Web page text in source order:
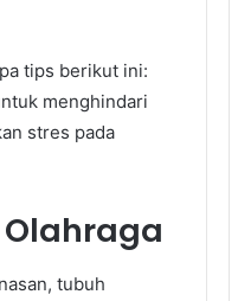
tips berikut ini:
menghindari
stres pada
tubuh